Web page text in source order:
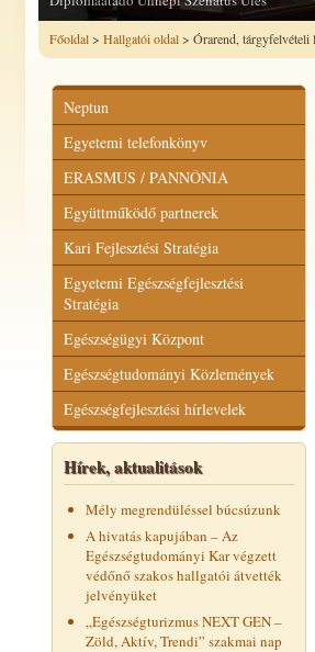
Főoldal> Hallgatói oldal> Órarend, tárgyfelvételi
Neptun
Egyetemi telefonkönyv
ERASMUS / PANNÓNIA
Együttműködő partnerek
Kari Fejlesztési Stratégia
Egyetemi Egészségfejlesztési
Stratégia
Egészségügyi Központ
Egészségtudományi Közlemények
Egészségfejlesztési hírlevelek
Hírek, aktualitások
Mély megrendüléssel búcsúzunk
A hivatás kapujában – Az
Egészségtudományi Kar végzett
védőnő szakos hallgatói átvették
jelvényüket
„Egészségturizmus NEXT GEN –
Zöld, Aktív, Trendi” szakmai nap